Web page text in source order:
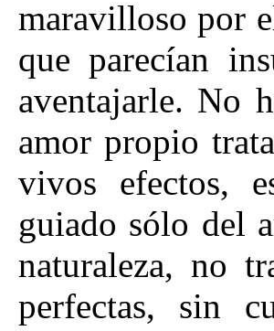
maravilloso por
que parecían
aventajarle. No
amor propio
vivos efectos,
guiado sólo del
naturaleza, no
perfectas, sin